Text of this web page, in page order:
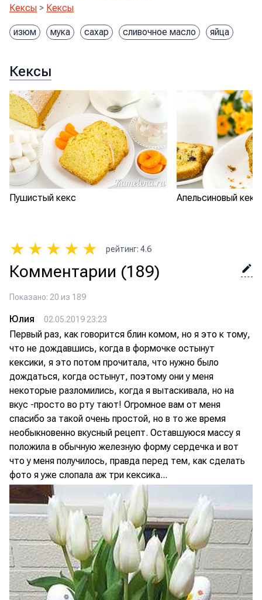
Кексы > Кексы
изюм мука сахар сливочное масло яйца
Кексы
Пушистый кекс Апельсиновый
★ ★ ★ ★ ★ рейтинг: 4.6
Комментарии (189)
Показано: 20 из 189
Юлия 02.05.2019 23:23
Первый раз, как говорится блин комом, но я это к тому,
что не дождавшись, когда в формочке остынут
кексики, я это потом прочитала, что нужно было
дождаться, когда остынут, поэтому они у меня
некоторые разломились, когда я вытаскивала, но на
вкус -просто во рту тают! Огромное вам от меня
спасибо за такой очень простой, но в то же время
необыкновенно вкусный рецепт. Оставшуюся массу я
положила в обычную железную форму сердечка и вот
что у меня получилось, правда перед тем, как сделать
фото я уже слопала аж три кексика...